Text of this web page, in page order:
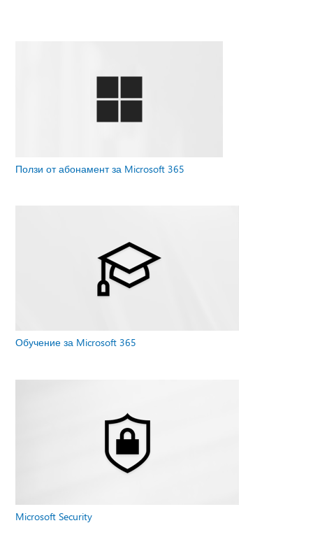
Ползи от абонамент за Microsoft 365
Обучение за Microsoft 365
Microsoft Security